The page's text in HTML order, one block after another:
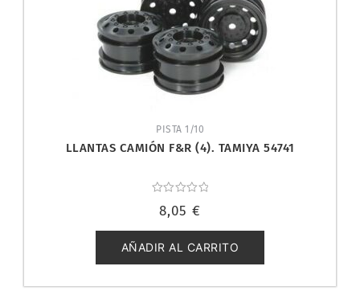
PISTA 1/10
LLANTAS CAMIÓN F&R (4). TAMIYA 54741
con
de
5
8,05 €
AÑADIR AL CARRITO